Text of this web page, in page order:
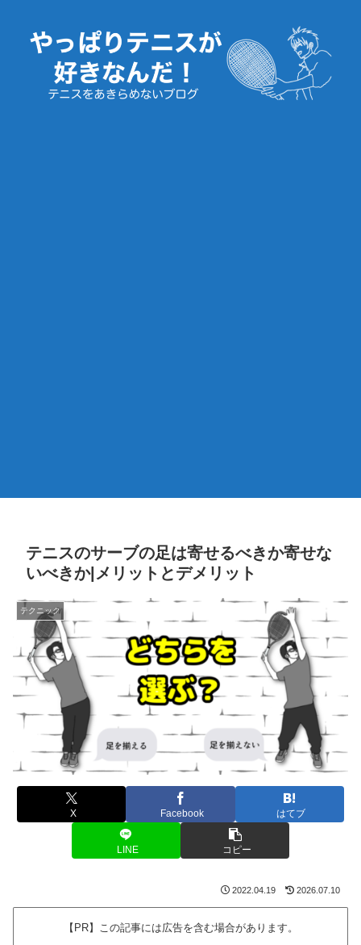
テニスのサーブの足は寄せるべきか寄せな
いべきか|メリットとデメリット
テクニック
X Facebook はてブ
LINE コピー
2022.04.19 2026.07.10
【PR】この記事には広告を含む場合があります。